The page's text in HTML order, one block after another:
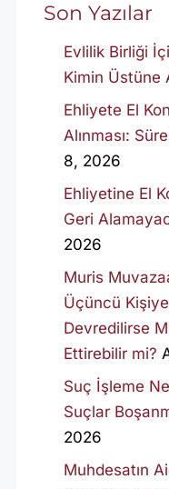
Son Yazılar
Evlilik Birliği
Kimin Üstüne
Ehliyete El
Alınması:
8, 2026
Ehliyetine El
Geri
2026
Muris
Üçüncü
Devredilirse
Ettirebilir mi?
Suç İşleme
Suçlar
2026
Muhdesatın